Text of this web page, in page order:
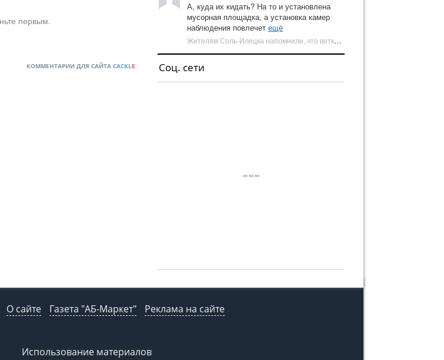
первым.
КОММЕНТАРИИ ДЛЯ САЙТА CACKLE
А, куда их кидать? На то и установлена
мусорная площадка, а установка камер
наблюдения повлечет ещё
Жителям Соль-Илецка напомнили, что ветки от деревьев нельзя оставлять на площадках ТКО | Новости Соль-Илецка
Соц. сети
О сайте Газета "АБ-Маркет" Реклама на сайте
Использование материалов